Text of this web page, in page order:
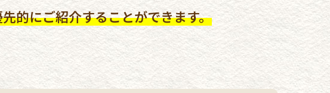
的にご紹介することができます。